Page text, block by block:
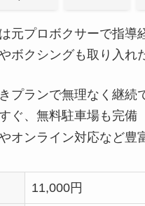
元プロボクサーで指導
ボクシングも取り入れ
プランで無理なく継続
ぐ、無料駐車場も完備
オンライン対応など豊
11,000円